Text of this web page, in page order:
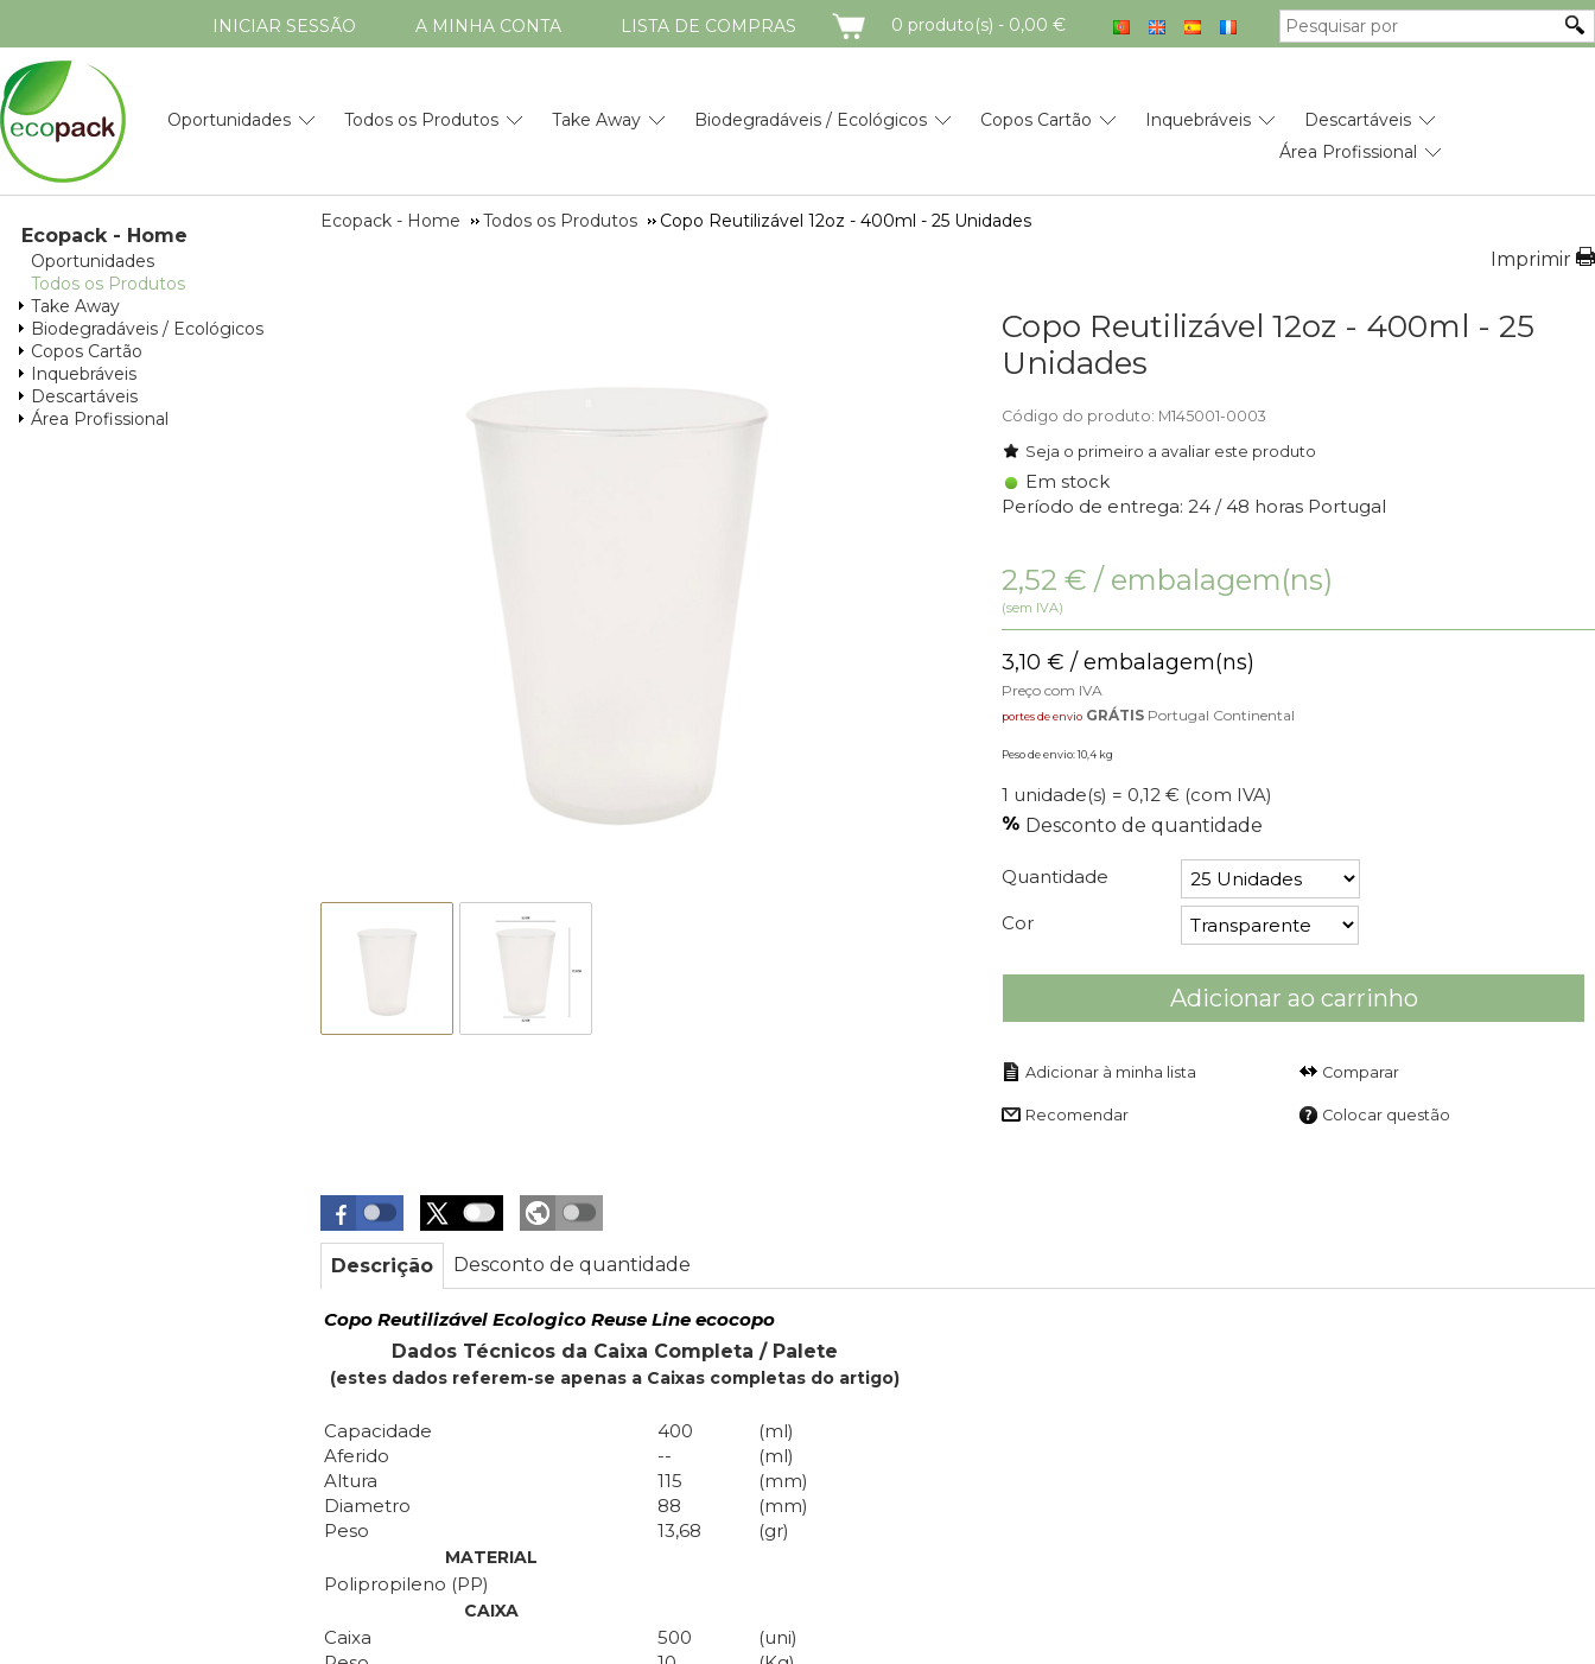
INICIAR SESSÃO A MINHA CONTA LISTA DE COMPRAS CARRINHO
0 produto(s) - 0,00 €
Oportunidades Todos os Produtos Take Away Biodegradáveis / Ecológicos Copos Cartão Inquebráveis
Descartáveis
Área Profissional
Ecopack - Home
Oportunidades
Todos os Produtos
Take Away
Biodegradáveis / Ecológicos
Copos Cartão
Inquebráveis
Descartáveis
Área Profissional
Ecopack - Home Todos os Produtos Copo Reutilizável 12oz - 400ml - 25 Unidades
Imprimir
Copo Reutilizável 12oz - 400ml - 25
Unidades
Código do produto: M145001-0003
Seja o primeiro a avaliar este produto
Em stock
Período de entrega: 24 / 48 horas Portugal
2,52 € / embalagem(ns)
(sem IVA)
3,10 € / embalagem(ns)
Preço com IVA
portes de envio GRÁTIS Portugal Continental
Peso de envio: 10,4 kg
1 unidade(s) = 0,12 € (com IVA)
Desconto de quantidade
Quantidade
Cor
Adicionar ao carrinho
Comparar
Recomendar Colocar questão
Descrição Desconto de quantidade
Copo Reutilizável Ecologico Reuse Line ecocopo
Dados Técnicos da Caixa Completa / Palete
(estes dados referem-se apenas a Caixas completas do artigo)
Capacidade 400
(ml)
Aferido
--
(ml)
Altura
115
(mm)
Diametro
88
(mm)
Peso
13,68 (gr)
MATERIAL
Polipropileno (PP)
CAIXA
Caixa 500
(uni)